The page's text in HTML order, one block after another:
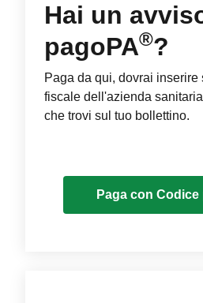
Hai un
pagoPA®?
Paga da qui, dovrai
fiscale dell'azienda
che trovi sul tuo bollettino.
Paga con Codice